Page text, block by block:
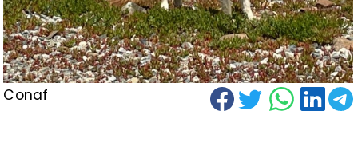
Conaf